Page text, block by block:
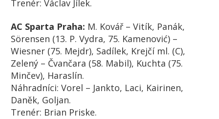
Trenér:Václav Jílek.
AC Sparta Praha: M. Kovář – Vitík, Panák,
Sörensen (13. P. Vydra, 75. Kamenović) –
Wiesner (75. Mejdr), Sadílek, Krejčí ml. (C),
Zelený – Čvančara (58. Mabil), Kuchta (75.
Minčev), Haraslín.
Náhradníci:Vorel – Jankto, Laci, Kairinen,
Daněk, Goljan.
Trenér: Brian Priske.